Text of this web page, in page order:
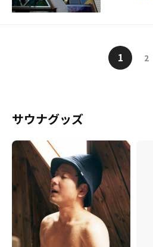
1 2
サウナグッズ